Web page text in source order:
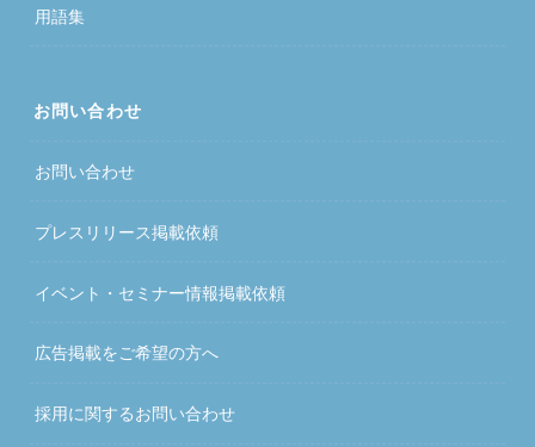
用語集
お問い合わせ
お問い合わせ
プレスリリース掲載依頼
イベント・セミナー情報掲載依頼
広告掲載をご希望の方へ
採用に関するお問い合わせ